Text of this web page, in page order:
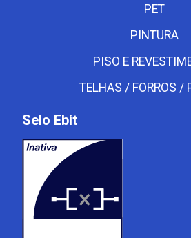
PET
PINTURA
PISO E
TELHAS / FORROS /
Selo Ebit